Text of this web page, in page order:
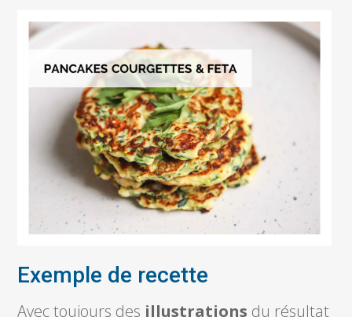
Exemple de recette
Avec toujours des illustrations du résultat